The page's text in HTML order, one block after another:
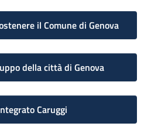
il Comune di Genova
della città di Genova
Caruggi